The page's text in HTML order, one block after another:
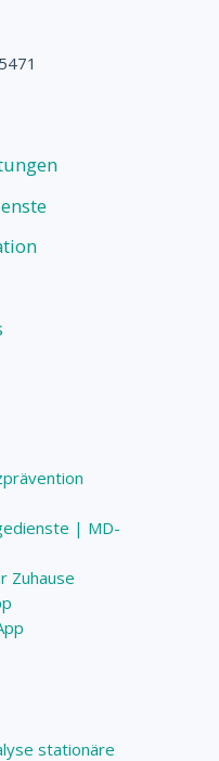
| MD-
Zuhause
stationäre